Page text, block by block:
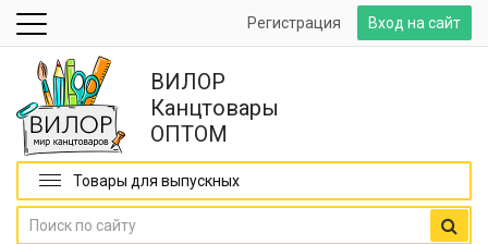
Вход на сайт
Регистрация
ВИЛОР
Канцтовары
ОПТОМ
Товары для выпускных